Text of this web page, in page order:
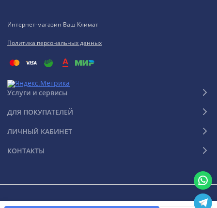
Интернет-магазин Ваш Климат
Политика персональных данных
Услуги и сервисы
ДЛЯ ПОКУПАТЕЛЕЙ
ЛИЧНЫЙ КАБИНЕТ
КОНТАКТЫ
© 2026 Интернет-магазин "Ваш Климат". Все права защищены